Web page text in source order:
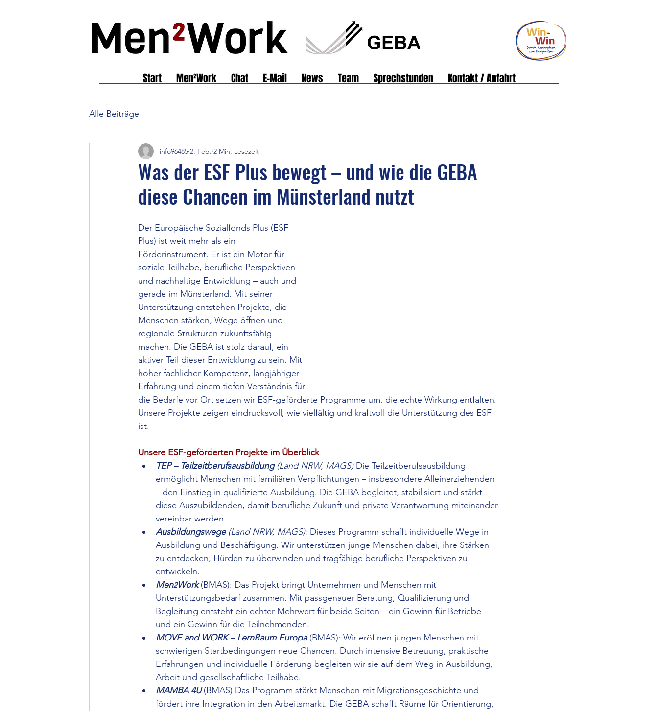
Start Men²Work Chat E-Mail News Team Sprechstunden Kontakt / Anfahrt
Alle Beiträge
Was der ESF Plus bewegt – und wie die GEBA
diese Chancen im Münsterland nutzt
info96485 2. Feb. 2 Min. Lesezeit
Der Europäische Sozialfonds Plus (ESF
Plus) ist weit mehr als ein
Förderinstrument. Er ist ein Motor für
soziale Teilhabe, berufliche Perspektiven
und nachhaltige Entwicklung – auch und
gerade im Münsterland. Mit seiner
Unterstützung entstehen Projekte, die
Menschen stärken, Wege öffnen und
regionale Strukturen zukunftsfähig
machen. Die GEBA ist stolz darauf, ein
aktiver Teil dieser Entwicklung zu sein. Mit
hoher fachlicher Kompetenz, langjähriger
Erfahrung und einem tiefen Verständnis für
die Bedarfe vor Ort setzen wir ESF-geförderte Programme um, die echte Wirkung entfalten.
Unsere Projekte zeigen eindrucksvoll, wie vielfältig und kraftvoll die Unterstützung des ESF
ist.
Unsere ESF-geförderten Projekte im Überblick
TEP – Teilzeitberufsausbildung (Land NRW, MAGS) Die Teilzeitberufsausbildung
ermöglicht Menschen mit familiären Verpflichtungen – insbesondere Alleinerziehenden
– den Einstieg in qualifizierte Ausbildung. Die GEBA begleitet, stabilisiert und stärkt
diese Auszubildenden, damit berufliche Zukunft und private Verantwortung miteinander
vereinbar werden.
Ausbildungswege (Land NRW, MAGS): Dieses Programm schafft individuelle Wege in
Ausbildung und Beschäftigung. Wir unterstützen junge Menschen dabei, ihre Stärken
zu entdecken, Hürden zu überwinden und tragfähige berufliche Perspektiven zu
entwickeln.
Men2Work (BMAS): Das Projekt bringt Unternehmen und Menschen mit
Unterstützungsbedarf zusammen. Mit passgenauer Beratung, Qualifizierung und
Begleitung entsteht ein echter Mehrwert für beide Seiten – ein Gewinn für Betriebe
und ein Gewinn für die Teilnehmenden.
MOVE and WORK – LernRaum Europa (BMAS): Wir eröffnen jungen Menschen mit
schwierigen Startbedingungen neue Chancen. Durch intensive Betreuung, praktische
Erfahrungen und individuelle Förderung begleiten wir sie auf dem Weg in Ausbildung,
Arbeit und gesellschaftliche Teilhabe.
MAMBA 4U (BMAS) Das Programm stärkt Menschen mit Migrationsgeschichte und
fördert ihre Integration in den Arbeitsmarkt. Die GEBA schafft Räume für Orientierung,